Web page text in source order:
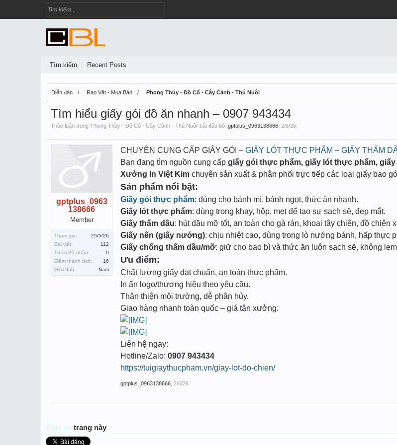
Diễn đàn Rao Vặt - Mua Bán Phong Thủy - Đồ Cổ - Cây Cảnh - Thú Nuôi
Tìm hiểu giấy gói đồ ăn nhanh – 0907 943434
Thảo luận trong 'Phong Thủy - Đồ Cổ - Cây Cảnh - Thú Nuôi' bắt đầu bởi gptplus_0963138666 2/6/26
gptplus_0963
138666
Member
Tham gia:
25/5/26
Bài viết:
112
Thích đã nhận:
0
Điểm thành tích:
16
Giới tính:
Nam
CHUYÊN CUNG CẤP GIẤY GÓI – GIẤY LÓT THỰC PHẨM – GIẤY THẤM
Bạn đang tìm nguồn cung cấp giấy gói thực phẩm, giấy lót thực phẩm,
Xưởng In Việt Kim chuyên sản xuất & phân phối trực tiếp các loại giấy bao
Sản phẩm nổi bật:
Giấy gói thực phẩm: dùng cho bánh mì, bánh ngọt, thức ăn nhanh.
Giấy lót thực phẩm: dùng trong khay, hộp, mẹt để tạo sự sạch sẽ, đẹp mắt.
Giấy thấm dầu: hút dầu mỡ tốt, an toàn cho gà rán, khoai tây chiên, đồ chiên
Giấy nến (giấy nướng): chịu nhiệt cao, dùng trong lò nướng bánh, hấp thực
Giấy chống thấm dầu/mỡ: giữ cho bao bì và thức ăn luôn sạch sẽ, không
Ưu điểm:
Chất lượng giấy đạt chuẩn, an toàn thực phẩm.
In ấn logo/thương hiệu theo yêu cầu.
Thân thiện môi trường, dễ phân hủy.
Giao hàng nhanh toàn quốc – giá tận xưởng.
Liên hệ ngay:
Hotline/Zalo: 0907 943434
https://tuigiaythucpham.vn/giay-lot-do-chien/
gptplus_0963138666 2/6/26
Chia sẻ trang này
Tìm kiếm Recent Posts